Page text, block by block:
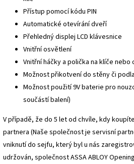
Přístup pomocí kódu PIN
Automatické otevírání dveří
Přehledný displej LCD klávesnice
Vnitřní osvětlení
Vnitřní háčky a polička na klíče
Možnost přikotvení do stěny či
Možnost použití 9V baterie pro
součástí balení)
V případě, že do 5 let od chvíle, kdy
partnera (Naše společnost je servisní
vniknutí do sejfu, který byl u nás
udržován, společnost ASSA ABLOY